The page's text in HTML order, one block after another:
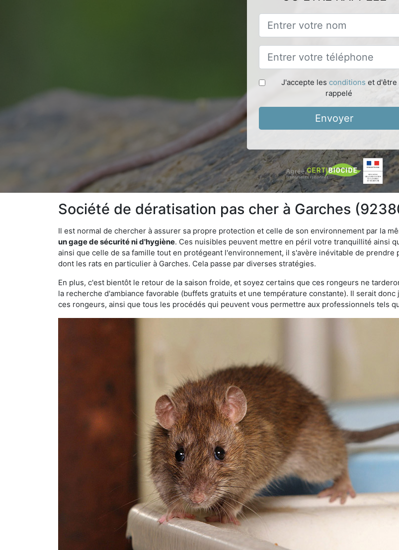
J'accepte les conditions et d'être
rappelé
Envoyer
Société de dératisation pas cher à Garches
Il est normal de chercher à assurer sa propre protection et celle de son environnement par la
un gage de sécurité ni d'hygiène. Ces nuisibles peuvent mettre en péril votre tranquillité ainsi
ainsi que celle de sa famille tout en protégeant l'environnement, il s'avère inévitable de
dont les rats en particulier à Garches. Cela passe par diverses stratégies.
En plus, c'est bientôt le retour de la saison froide, et soyez certains que ces rongeurs ne
la recherche d'ambiance favorable (buffets gratuits et une température constante). Il serait
ces rongeurs, ainsi que tous les procédés qui peuvent vous permettre aux professionnels tels